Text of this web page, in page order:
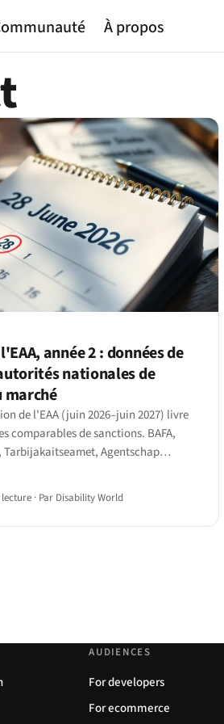
À propos
année 2 : données de
nationales de
marché
de l'EAA (juin 2026–juin 2027) livre
comparables de sanctions. BAFA,
Tarbijakaitseamet, Agentschap
· Par Disability World
AUDIENCES
For developers
For ecommerce